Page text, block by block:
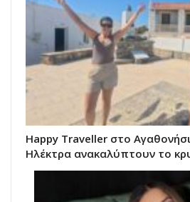
Happy Traveller στο
Ηλέκτρα ανακαλύπτουν το